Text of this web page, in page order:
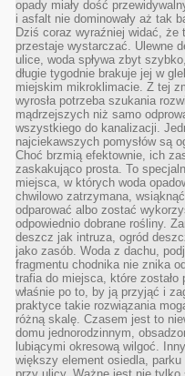
opady miały dość
i asfalt nie dominowały aż tak
Dziś coraz wyraźniej widać, że
przestaje wystarczać. Ulewne
ulice, woda spływa zbyt
długie tygodnie brakuje jej w
miejskim mikroklimacie. Z tej
wyrosła potrzeba szukania
mądrzejszych niż samo
wszystkiego do kanalizacji.
najciekawszych pomysłów są
Choć brzmią efektownie, ich
zaskakująco prosta. To
miejsca, w których woda
chwilowo zatrzymana, wsiąknąć
odparować albo zostać
odpowiednio dobrane rośliny.
deszcz jak intruza, ogród
jako zasób. Woda z dachu,
fragmentu chodnika nie znika
trafia do miejsca, które zostało
właśnie po to, by ją przyjąć i
praktyce takie rozwiązania
różną skalę. Czasem jest to
domu jednorodzinnym,
lubiącymi okresową wilgoć.
większy element osiedla,